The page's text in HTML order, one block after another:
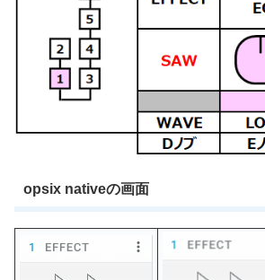
opsix nativeの画面